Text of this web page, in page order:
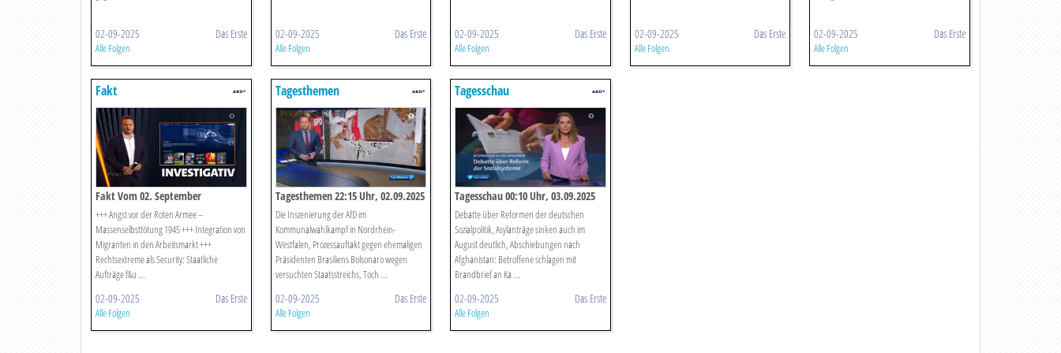
02-09-2025 Das Erste
Alle Folgen
02-09-2025 Das Erste
Alle Folgen
02-09-2025 Das Erste
Alle Folgen
02-09-2025 Das Erste
Alle Folgen
02-09-2025 Das Erste
Alle Folgen
Fakt
Fakt Vom 02. September
+++ Angst vor der Roten Armee –
Massenselbsttötung 1945 +++ Integration von
Migranten in den Arbeitsmarkt +++
Rechtsextreme als Security: Staatliche
Aufträge f&u ...
02-09-2025 Das Erste
Alle Folgen
Tagesthemen
Tagesthemen 22:15 Uhr, 02.09.2025
Die Inszenierung der AfD im
Kommunalwahlkampf in Nordrhein-
Westfalen, Prozessauftakt gegen ehemaligen
Präsidenten Brasiliens Bolsonaro wegen
versuchten Staatsstreichs, Toch ...
02-09-2025 Das Erste
Alle Folgen
Tagesschau
Tagesschau 00:10 Uhr, 03.09.2025
Debatte über Reformen der deutschen
Sozialpolitik, Asylanträge sinken auch im
August deutlich, Abschiebungen nach
Afghanistan: Betroffene schlagen mit
Brandbrief an Ka ...
02-09-2025 Das Erste
Alle Folgen